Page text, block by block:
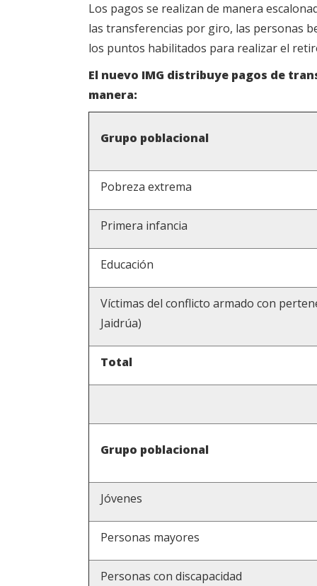
Los pagos se realizan de manera
las transferencias por giro, las personas
los puntos habilitados para realizar el
El nuevo IMG distribuye pagos de
manera:
Grupo poblacional
Pobreza extrema
Primera infancia
Educación
Víctimas del conflicto armado con
Jaidrúa)
Total
Grupo poblacional
Jóvenes
Personas mayores
Personas con discapacidad